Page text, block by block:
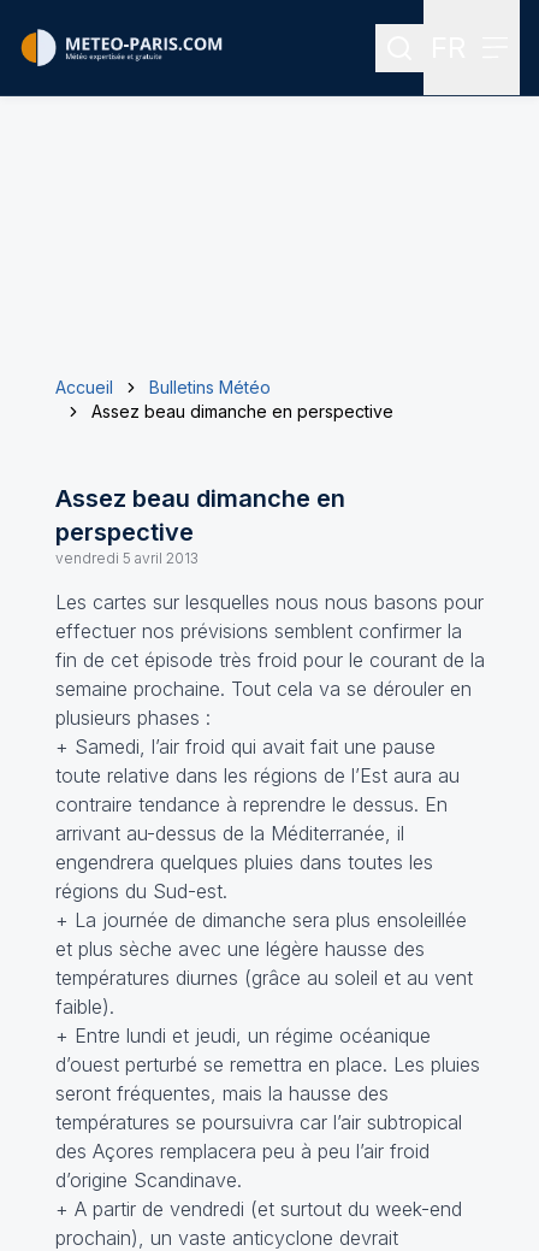
Rechercher
Accueil
Bulletins Météo
Assez beau dimanche en perspective
Assez beau dimanche en
perspective
vendredi 5 avril 2013
Les cartes sur lesquelles nous nous basons pour
effectuer nos prévisions semblent confirmer la
fin de cet épisode très froid pour le courant de la
semaine prochaine. Tout cela va se dérouler en
plusieurs phases :
+ Samedi, l’air froid qui avait fait une pause
toute relative dans les régions de l’Est aura au
contraire tendance à reprendre le dessus. En
arrivant au-dessus de la Méditerranée, il
engendrera quelques pluies dans toutes les
régions du Sud-est.
+ La journée de dimanche sera plus ensoleillée
et plus sèche avec une légère hausse des
températures diurnes (grâce au soleil et au vent
faible).
+ Entre lundi et jeudi, un régime océanique
d’ouest perturbé se remettra en place. Les pluies
seront fréquentes, mais la hausse des
températures se poursuivra car l’air subtropical
des Açores remplacera peu à peu l’air froid
d’origine Scandinave.
+ A partir de vendredi (et surtout du week-end
prochain), un vaste anticyclone devrait